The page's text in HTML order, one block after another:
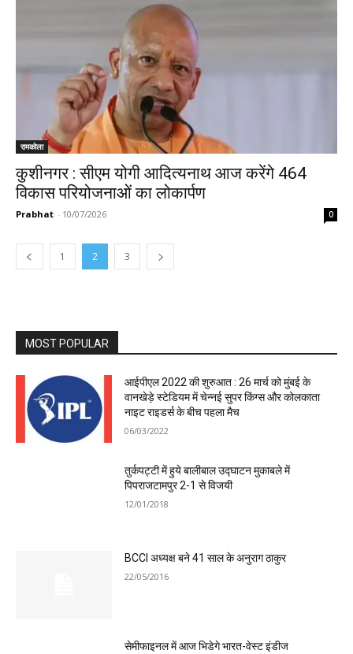
रामकोला
कुशीनगर : सीएम योगी आदित्यनाथ आज करेंगे 464
विकास परियोजनाओं का लोकार्पण
Prabhat - 10/07/2026 0
1 2 3
MOST POPULAR
आईपीएल 2022 की शुरुआत : 26 मार्च को मुंबई के
वानखेड़े स्टेडियम में चेन्नई सुपर किंग्स और कोलकाता
नाइट राइडर्स के बीच पहला मैच
06/03/2022
तुर्कपट्टी में हुये बालीबाल उद्घाटन मुकाबले में
पिपराजटामपुर 2-1 से विजयी
12/01/2018
BCCI अध्यक्ष बने 41 साल के अनुराग ठाकुर
22/05/2016
सेमीफाइनल में आज भिडेगे भारत-वेस्ट इंडीज